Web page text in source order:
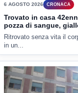
6 AGOSTO 2026 CRONACA